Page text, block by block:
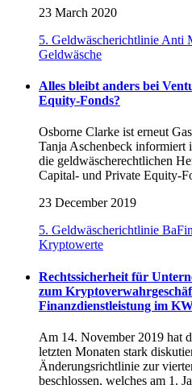
23 March 2020
5. Geldwäscherichtlinie Anti
Geldwäsche
Alles bleibt anders bei
Equity-Fonds?
Osborne Clarke ist erneut
Tanja Aschenbeck informiert
die geldwäscherechtlichen
Capital- und Private Equity-
23 December 2019
5. Geldwäscherichtlinie BaFin
Kryptowerte
Rechtssicherheit für
zum
Finanzdienstleistung im
Am 14. November 2019 hat
letzten Monaten stark
Änderungsrichtlinie zur
beschlossen, welches am 1.